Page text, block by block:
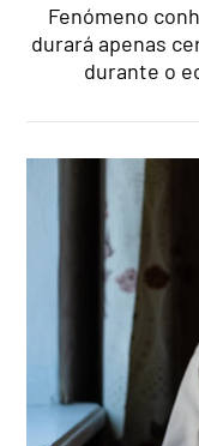
Fenómeno
durará apenas
durante o